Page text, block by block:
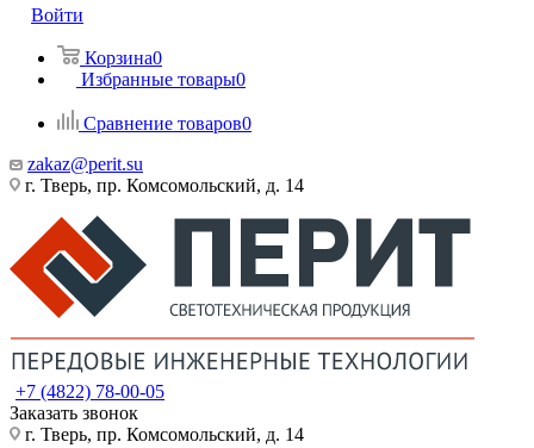
Войти
Корзина0
Избранные товары0
Сравнение товаров0
zakaz@perit.su
г. Тверь, пр. Комсомольский, д. 14
+7 (4822) 78-00-05
Заказать звонок
г. Тверь, пр. Комсомольский, д. 14